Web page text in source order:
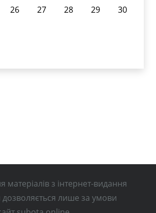
26 27 28 29
30
матеріалів з інтернет-видання
лише за умови